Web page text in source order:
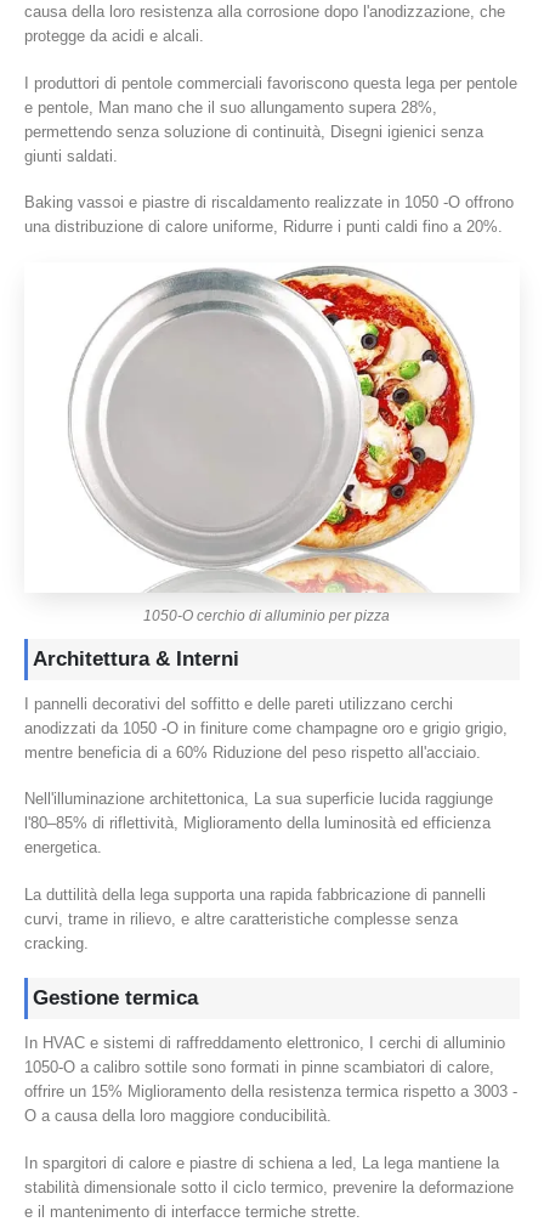
causa della loro resistenza alla corrosione dopo l'anodizzazione, che
protegge da acidi e alcali.
I produttori di pentole commerciali favoriscono questa lega per pentole
e pentole, Man mano che il suo allungamento supera 28%,
permettendo senza soluzione di continuità, Disegni igienici senza
giunti saldati.
Baking vassoi e piastre di riscaldamento realizzate in 1050 -O offrono
una distribuzione di calore uniforme, Ridurre i punti caldi fino a 20%.
1050-O cerchio di alluminio per pizza
Architettura & Interni
I pannelli decorativi del soffitto e delle pareti utilizzano cerchi
anodizzati da 1050 -O in finiture come champagne oro e grigio grigio,
mentre beneficia di a 60% Riduzione del peso rispetto all'acciaio.
Nell'illuminazione architettonica, La sua superficie lucida raggiunge
l'80–85% di riflettività, Miglioramento della luminosità ed efficienza
energetica.
La duttilità della lega supporta una rapida fabbricazione di pannelli
curvi, trame in rilievo, e altre caratteristiche complesse senza
cracking.
Gestione termica
In HVAC e sistemi di raffreddamento elettronico, I cerchi di alluminio
1050-O a calibro sottile sono formati in pinne scambiatori di calore,
offrire un 15% Miglioramento della resistenza termica rispetto a 3003 -
O a causa della loro maggiore conducibilità.
In spargitori di calore e piastre di schiena a led, La lega mantiene la
stabilità dimensionale sotto il ciclo termico, prevenire la deformazione
e il mantenimento di interfacce termiche strette.